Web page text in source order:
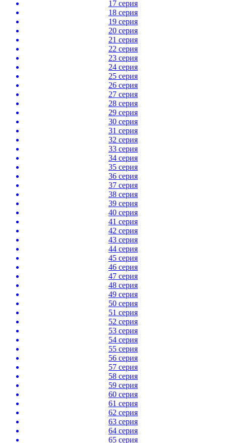
17 серия
18 серия
19 серия
20 серия
21 серия
22 серия
23 серия
24 серия
25 серия
26 серия
27 серия
28 серия
29 серия
30 серия
31 серия
32 серия
33 серия
34 серия
35 серия
36 серия
37 серия
38 серия
39 серия
40 серия
41 серия
42 серия
43 серия
44 серия
45 серия
46 серия
47 серия
48 серия
49 серия
50 серия
51 серия
52 серия
53 серия
54 серия
55 серия
56 серия
57 серия
58 серия
59 серия
60 серия
61 серия
62 серия
63 серия
64 серия
65 серия